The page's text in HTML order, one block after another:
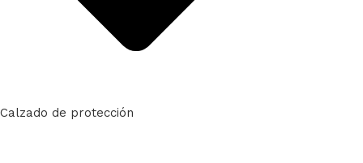
Calzado de protección